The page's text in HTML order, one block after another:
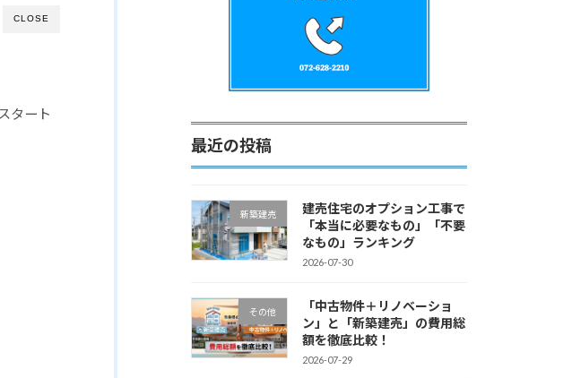
CLOSE
タート
最近の投稿
新築建売
建売住宅のオプション工事で
「本当に必要なもの」「不要
なもの」ランキング
2026-07-30
その他
「中古物件＋リノベーショ
ン」と「新築建売」の費用総
額を徹底比較！
2026-07-29